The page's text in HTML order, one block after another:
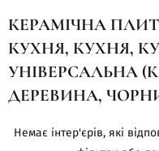
КЕРАМІЧНА
КУХНЯ, КУХНЯ,
УНІВЕРСАЛЬНА
ДЕРЕВИНА,
Немає інтер'єрів, які